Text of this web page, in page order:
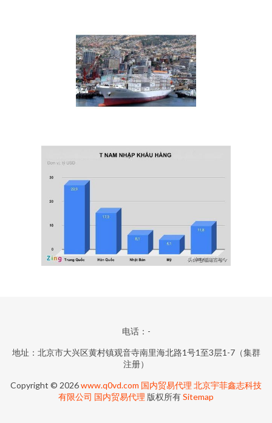
电话：-
地址：北京市大兴区黄村镇观音寺南里海北路1号1至3层1-7（集群
注册）
Copyright © 2026www.q0vd.com 国内贸易代理 北京宇菲鑫志科技
有限公司 国内贸易代理 版权所有Sitemap